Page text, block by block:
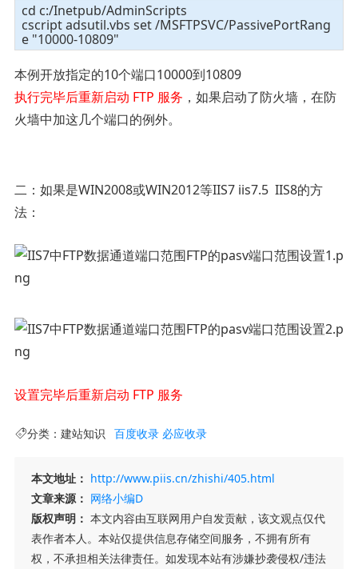
cd c:/Inetpub/AdminScripts
cscript adsutil.vbs set /MSFTPSVC/PassivePortRang
e "10000-10809"
本例开放指定的10个端口10000到10809
执行完毕后重新启动 FTP 服务 ，如果启动了防火墙，在防
火墙中加这几个端口的例外。
二：如果是WIN2008或WIN2012等IIS7 iis7.5 IIS8的方
法：
设置完毕后重新启动 FTP 服务
分类： 建站知识 百度收录 必应收录
本文地址： http://www.piis.cn/zhishi/405.html
文章来源： 网络小编D
版权声明： 本文内容由互联网用户自发贡献，该文观点仅代
表作者本人。本站仅提供信息存储空间服务，不拥有所有
权，不承担相关法律责任。如发现本站有涉嫌抄袭侵权/违法